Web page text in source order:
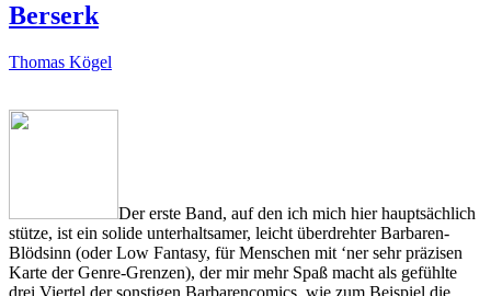
Berserk
Thomas Kögel
Der erste Band, auf den ich mich hier hauptsächlich
stütze, ist ein solide unterhaltsamer, leicht überdrehter Barbaren-
Blödsinn (oder Low Fantasy, für Menschen mit ‘ner sehr präzisen
Karte der Genre-Grenzen), der mir mehr Spaß macht als gefühlte
drei Viertel der sonstigen Barbarencomics, wie zum Beispiel die